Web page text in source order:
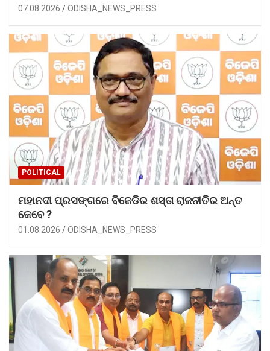
07.08.2026 ODISHA_NEWS_PRESS
POLITICAL
ମହାନଦୀ ପ୍ରସଙ୍ଗରେ ବିଜେଡିର ଶସ୍ତା ରାଜନୀତିର ଅନ୍ତ
କେବେ ?
01.08.2026 ODISHA_NEWS_PRESS